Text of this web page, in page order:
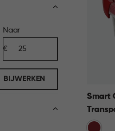
Naar
BIJWERKEN
Smart
Rood